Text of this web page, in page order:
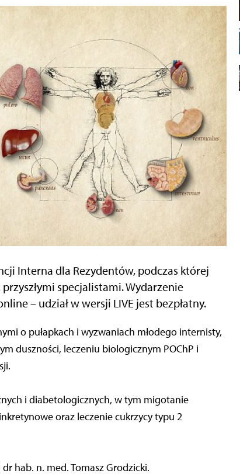
Interna dla Rezydentów, podczas której
specjalistami. Wydarzenie
– udział w wersji LIVE jest bezpłatny.
o pułapkach i wyzwaniach młodego internisty,
duszności, leczeniu biologicznym POChP i
i diabetologicznych, w tym migotanie
oraz leczenie cukrzycy typu 2
hab. n. med. Tomasz Grodzicki.